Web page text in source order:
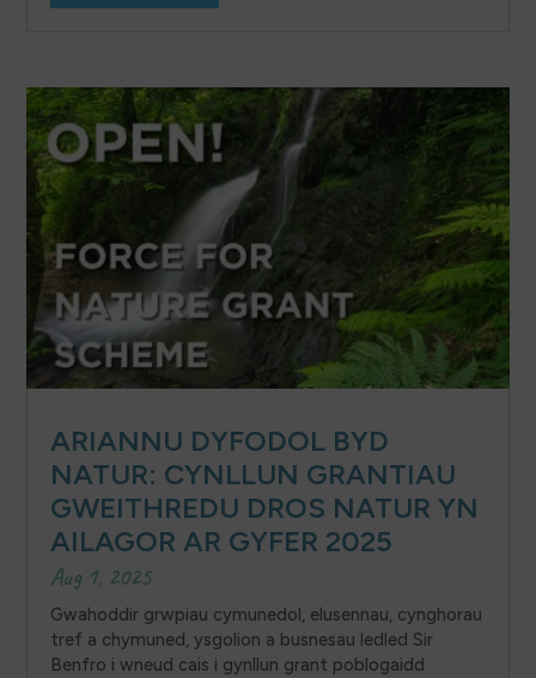
ARIANNU DYFODOL BYD
NATUR: CYNLLUN GRANTIAU
GWEITHREDU DROS NATUR YN
AILAGOR AR GYFER 2025
Aug 1, 2025
Gwahoddir grwpiau cymunedol, elusennau, cynghorau
tref a chymuned, ysgolion a busnesau ledled Sir
Benfro i wneud cais i gynllun grant poblogaidd